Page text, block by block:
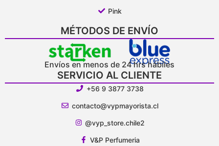
Pink
MÉTODOS DE ENVÍO
Envíos en menos de 24 hrs hábiles
SERVICIO AL CLIENTE
+56 9 3877 3738
contacto@vypmayorista.cl
@vyp_store.chile2
V&P Perfumeria